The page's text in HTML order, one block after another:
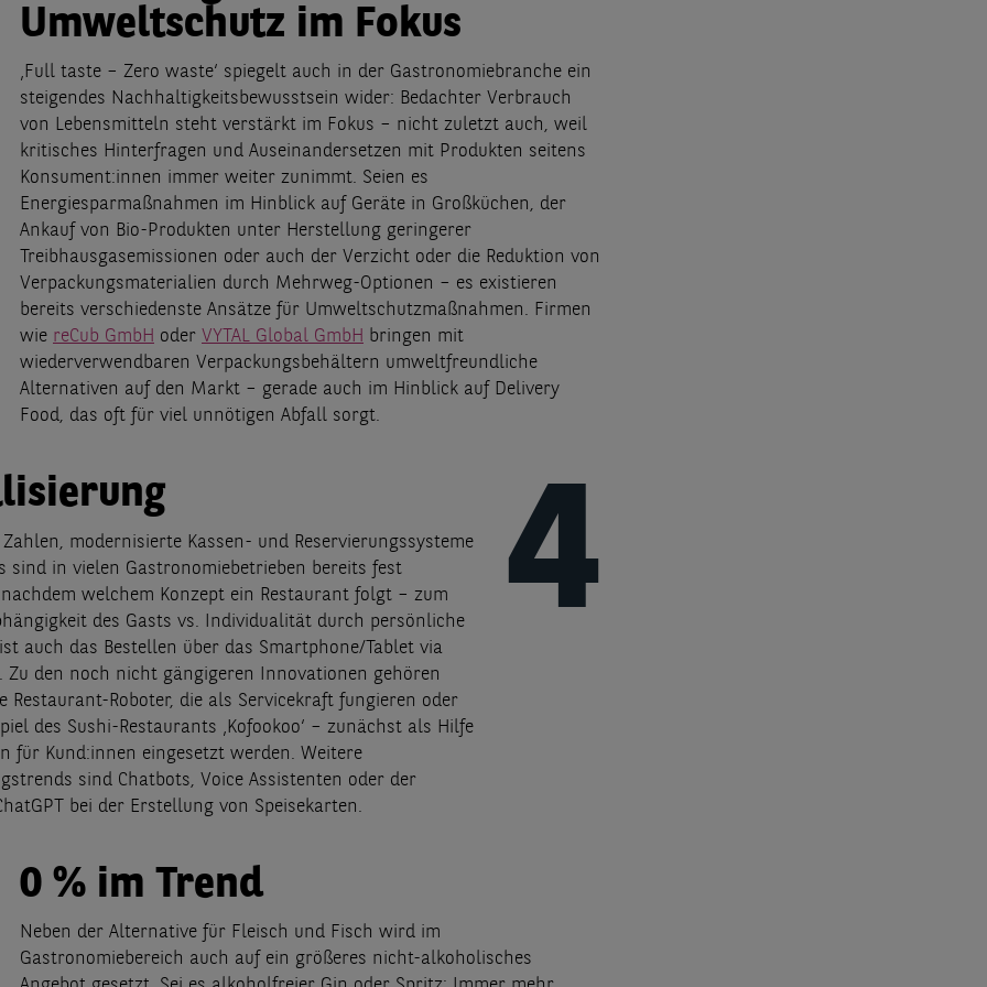
Umweltschutz im Fokus
‚Full taste – Zero waste‘ spiegelt auch in der Gastronomiebranche ein
steigendes Nachhaltigkeitsbewusstsein wider: Bedachter Verbrauch
von Lebensmitteln steht verstärkt im Fokus – nicht zuletzt auch, weil
kritisches Hinterfragen und Auseinandersetzen mit Produkten seitens
Konsument:innen immer weiter zunimmt. Seien es
Energiesparmaßnahmen im Hinblick auf Geräte in Großküchen, der
Ankauf von Bio-Produkten unter Herstellung geringerer
Treibhausgasemissionen oder auch der Verzicht oder die Reduktion von
Verpackungsmaterialien durch Mehrweg-Optionen – es existieren
bereits verschiedenste Ansätze für Umweltschutzmaßnahmen. Firmen
wie reCub GmbH oder VYTAL Global GmbH bringen mit
wiederverwendbaren Verpackungsbehältern umweltfreundliche
Alternativen auf den Markt – gerade auch im Hinblick auf Delivery
Food, das oft für viel unnötigen Abfall sorgt.
4
modernisierte Kassen- und Reservierungssysteme
sind in vielen Gastronomiebetrieben bereits fest
welchem Konzept ein Restaurant folgt – zum
des Gasts vs. Individualität durch persönliche
auch das Bestellen über das Smartphone/Tablet via
Zu den noch nicht gängigeren Innovationen gehören
Restaurant-Roboter, die als Servicekraft fungieren oder
des Sushi-Restaurants ‚Kofookoo‘ – zunächst als Hilfe
für Kund:innen eingesetzt werden. Weitere
sind Chatbots, Voice Assistenten oder der
bei der Erstellung von Speisekarten.
0 % im Trend
Neben der Alternative für Fleisch und Fisch wird im
Gastronomiebereich auch auf ein größeres nicht-alkoholisches